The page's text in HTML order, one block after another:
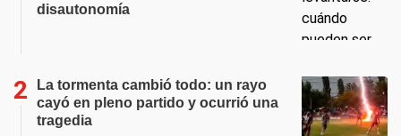
disautonomía
La tormenta cambió todo: un rayo
cayó en pleno partido y ocurrió una
tragedia